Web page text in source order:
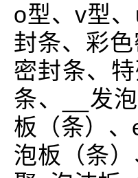
o型、v型
封条、彩
密封条、
条、__发
板（条）
泡板（条